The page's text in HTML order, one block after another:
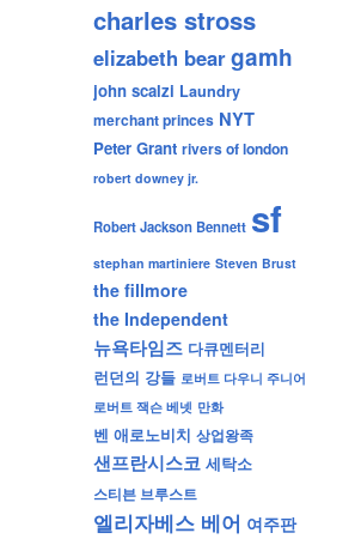
charles stross
elizabeth beargamh
john scalzi Laundry
merchant princes NYT
Peter Grant rivers of london
robert downey jr.
Robert Jackson Bennett sf
stephan martiniere Steven Brust
the fillmore
the Independent
뉴욕타임즈 다큐멘터리
런던의 강들 로버트 다우니 주니어
로버트 잭슨 베넷 만화
벤 애로노비치 상업왕족
샌프란시스코 세탁소
스티븐 브루스트
엘리자베스 베어 여주판